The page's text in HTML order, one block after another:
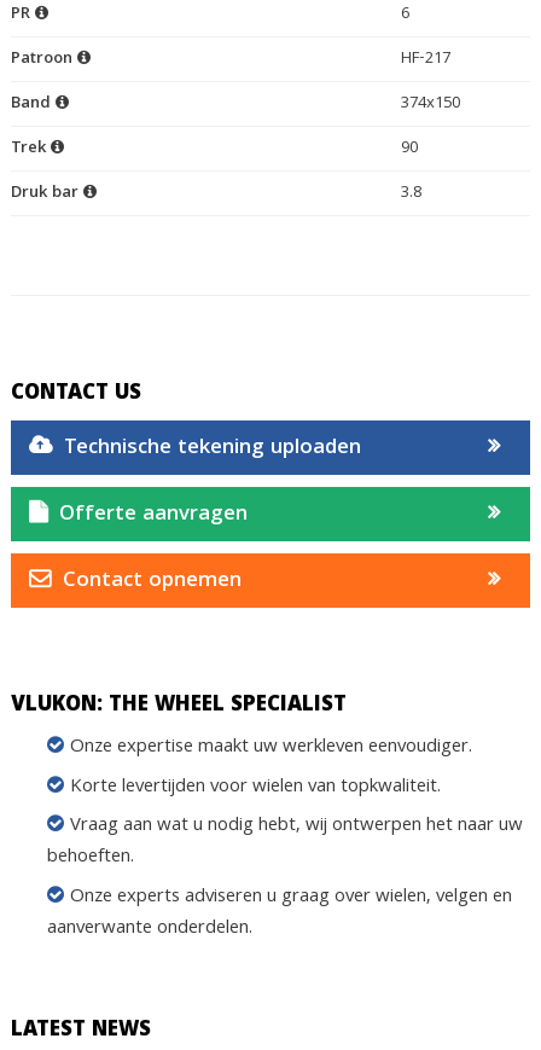
PR
6
Patroon
HF-217
Band
374x150
Trek
90
Druk bar
3.8
CONTACT US
Technische tekening uploaden
Offerte aanvragen
Contact opnemen
VLUKON: THE WHEEL SPECIALIST
Onze expertise maakt uw werkleven eenvoudiger.
Korte levertijden voor wielen van topkwaliteit.
Vraag aan wat u nodig hebt, wij ontwerpen het naar uw
behoeften.
Onze experts adviseren u graag over wielen, velgen en
aanverwante onderdelen.
LATEST NEWS